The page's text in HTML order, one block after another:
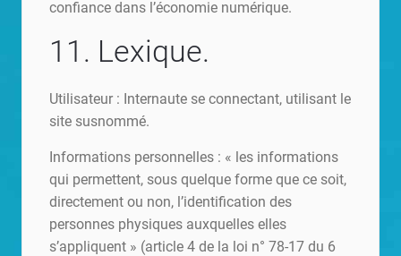
confiance dans l’économie numérique.
11. Lexique.
Utilisateur : Internaute se connectant, utilisant le
site susnommé.
Informations personnelles : « les informations
qui permettent, sous quelque forme que ce soit,
directement ou non, l’identification des
personnes physiques auxquelles elles
s’appliquent » (article 4 de la loi n° 78-17 du 6